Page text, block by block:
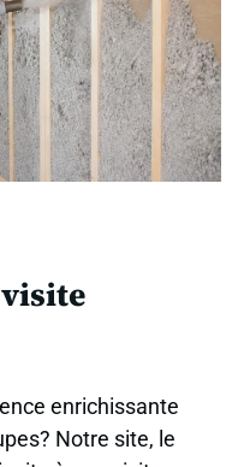
enrichissante
Notre site, le